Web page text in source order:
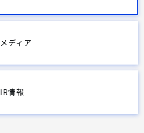
メディア
IR情報